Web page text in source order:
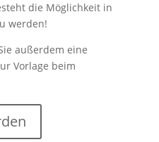
die Möglichkeit in
werden!
außerdem eine
Vorlage beim